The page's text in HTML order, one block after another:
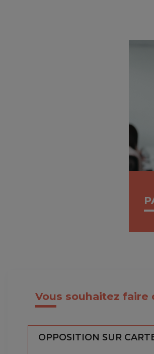
Vous souhaitez faire
OPPOSITION SUR